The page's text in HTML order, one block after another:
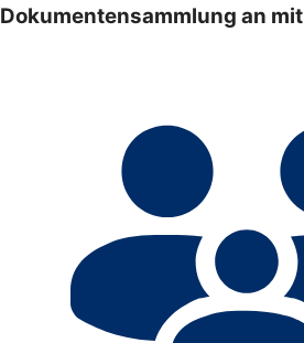
Dokumentensammlung an mit